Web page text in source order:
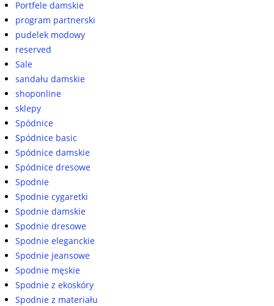
Portfele damskie
program partnerski
pudelek modowy
reserved
Sale
sandału damskie
shoponline
sklepy
Spódnice
Spódnice basic
Spódnice damskie
Spódnice dresowe
Spodnie
Spodnie cygaretki
Spodnie damskie
Spodnie dresowe
Spodnie eleganckie
Spodnie jeansowe
Spodnie męskie
Spodnie z ekoskóry
Spodnie z materiału